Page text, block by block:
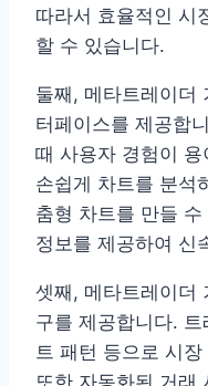
따라서 효율적인 시
할 수 있습니다.
둘째, 메타트레이더
터페이스를 제공합
때 사용자 경험이
손쉽게 차트를 분석
춤형 차트를 만들
정보를 제공하여 신
셋째, 메타트레이더
구를 제공합니다.
트 패턴 등으로 시